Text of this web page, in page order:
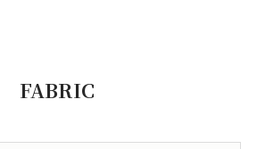
FABRIC